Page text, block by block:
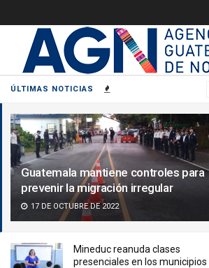
ÚLTIMAS NOTICIAS
Guatemala mantiene controles para
prevenir la migración irregular
17 DE OCTUBRE DE 2022
Mineduc reanuda clases
presenciales en los municipios